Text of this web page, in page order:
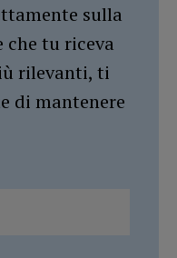
sulla
che tu riceva
rilevanti, ti
di mantenere